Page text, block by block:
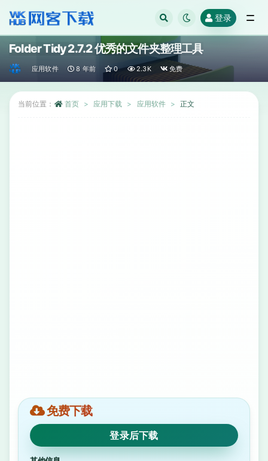
登录
Folder Tidy 2.7.2 优秀的文件夹整理工具
应用软件 8 年前 0 2.3K 免费
当前位置： 首页 应用下载 应用软件 正文
免费下载
登录后下载
全部